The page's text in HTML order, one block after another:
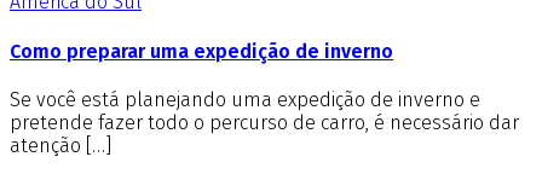
Como preparar uma expedição de inverno
Se você está planejando uma expedição de inverno e
pretende fazer todo o percurso de carro, é necessário dar
atenção […]